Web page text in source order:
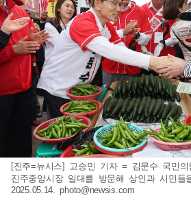
[진주=뉴시스] 고승민 기자 = 김문수 국민
진주중앙시장 일대를 방문해 상인과 시민들
2025.05.14.photo@newsis.com